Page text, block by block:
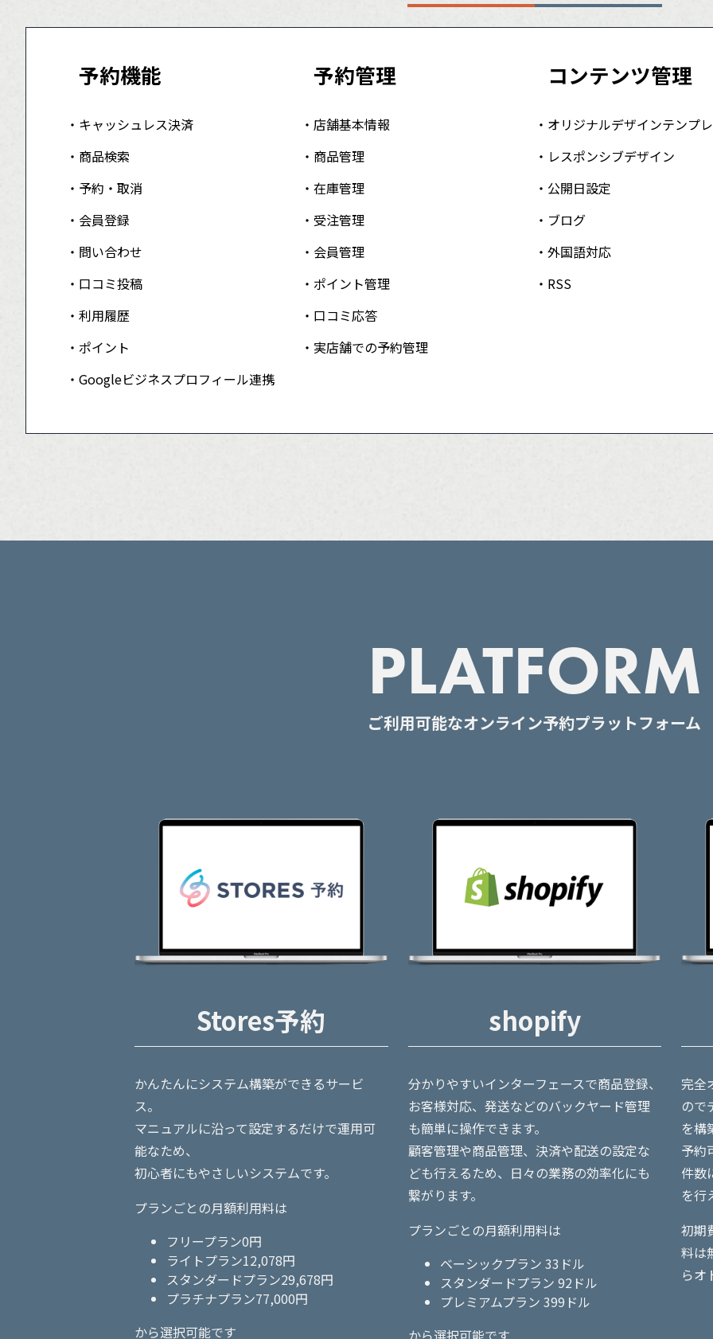
予約機能
キャッシュレス決済
商品検索
予約・取消
会員登録
問い合わせ
口コミ投稿
利用履歴
ポイント
Googleビジネスプロフィール連携
予約管理
店舗基本情報
商品管理
在庫管理
受注管理
会員管理
ポイント管理
口コミ応答
実店舗での予約管理
コンテンツ管理
オリジナルデザインテンプ
レスポンシブデザイン
公開日設定
ブログ
外国語対応
RSS
PLATFORM
ご利用可能なオンライン予約プラットフォーム
Stores予約
かんたんにシステム構築ができるサービ
ス。
マニュアルに沿って設定するだけで運用可
能なため、
初心者にもやさしいシステムです。
プランごとの月額利用料は
フリープラン0円
ライトプラン12,078円
スタンダードプラン29,678円
プラチナプラン77,000円
から選択可能です
shopify
分かりやすいインターフェースで商品登録、
お客様対応、発送などのバックヤード管理
も簡単に操作できます。
顧客管理や商品管理、決済や配送の設定な
ども行えるため、日々の業務の効率化にも
繋がります。
プランごとの月額利用料は
ベーシックプラン 33ドル
スタンダードプラン 92ドル
プレミアムプラン 399ドル
から選択可能です
完全
ので
を構
予約
件数
を行
初期
料は
らオ